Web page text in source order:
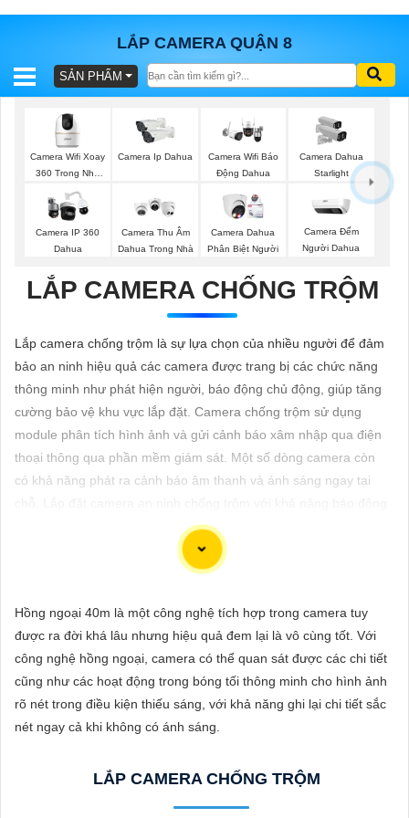
LẮP CAMERA QUẬN 8
BÁO
TRỌN
GÓI
SẢN
TƯ
VẤN
LẮP
ĐẶT
VỤ
SẢN PHẨM
Camera Wifi Xoay
360 Trong Nhà
Dahua
Camera Ip Dahua
Camera Wifi Báo
Động Dahua
Camera Dahua
Starlight
Camera IP 360
Dahua
Camera Thu Âm
Dahua Trong Nhà
Camera Dahua
Phân Biệt Người
Camera Đếm
Người Dahua
LẮP CAMERA CHỐNG TRỘM
Lắp camera chống trộm là sự lựa chọn của nhiều người để đảm
bảo an ninh hiệu quả các camera được trang bị các chức năng
thông minh như phát hiện người, báo động chủ động, giúp tăng
cường bảo vệ khu vực lắp đặt. Camera chống trộm sử dụng
module phân tích hình ảnh và gửi cảnh báo xâm nhập qua điện
thoại thông qua phần mềm giám sát. Một số dòng camera còn
có khả năng phát ra cảnh báo âm thanh và ánh sáng ngay tại
nhạy qua điện thoại đang được ưu tiên cho các công trình gia
chắc
Tính năng cảnh báo: Chọn hệ thống có tính năng cảnh báo
khi phát hiện chuyển động hoặc âm thanh không bình thường.
Hồng ngoại 40m là một công nghệ tích hợp trong camera tuy
được ra đời khá lâu nhưng hiệu quả đem lại là vô cùng tốt. Với
công nghệ hồng ngoại, camera có thể quan sát được các chi tiết
cũng như các hoạt động trong bóng tối thông minh cho hình ảnh
rõ nét trong điều kiện thiếu sáng, với khả năng ghi lại chi tiết sắc
nét ngay cả khi không có ánh sáng.
LẮP CAMERA CHỐNG TRỘM